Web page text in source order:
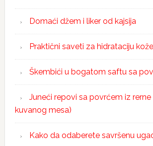
Domaći džem i liker od kajsija
Praktični saveti za hidrataciju kože
Škembići u bogatom saftu sa
Juneći repovi sa povrćem iz
kuvanog mesa)
Kako da odaberete savršenu